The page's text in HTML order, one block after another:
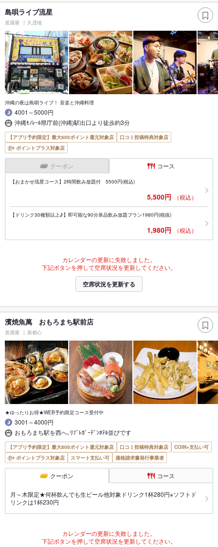
島唄ライブ流星
居酒屋 久茂地
沖縄の夜は島唄ライブ！ 音楽と沖縄料理
4001～5000円
沖縄ﾓﾉﾚｰﾙ県庁前(沖縄)駅出口より徒歩約3分
【アプリ予約限定】最大800ポイント還元対象店
口コミ投稿特典対象店
ポイントプラス対象店
クーポン コース
【おまかせ琉星コース】2時間飲み放題付 5500円(税込)
5,500円 （税込）
【ドリンク30種類以上♪】即可能な90分単品飲み放題プラン1980円(税抜)
1,980円 （税込）
カレンダーの更新に失敗しました。
下記ボタンを押して空席状況を更新してください。
空席状況を更新する
濱焼魚萬 おもろまち駅前店
居酒屋 新都心
★ゆったりお得★WEB予約限定コース受付中
3001～4000円
おもろまち駅を西へ､ﾘﾌﾞﾚｶﾞｰﾃﾞﾝﾎﾃﾙ並びです
【アプリ予約限定】最大800ポイント還元対象店 口コミ投稿特典対象店
COIN+支払い可
ポイントプラス対象店
スマート支払い可 適格請求書発行事業者
クーポン コース
月～木限定★何杯飲んでも生ビール他対象ドリンク1杯280円※ソフトド
リンクは1杯230円
カレンダーの更新に失敗しました。
下記ボタンを押して空席状況を更新してください。